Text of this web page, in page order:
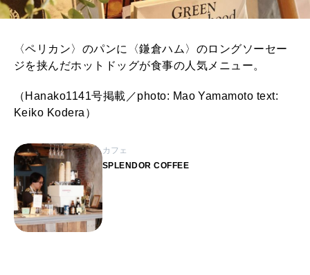
〈ペリカン〉のパンに〈鎌倉ハム〉のロングソーセー
ジを挟んだホットドッグが食事の人気メニュー。
（Hanako1141号掲載／photo: Mao Yamamoto text:
Keiko Kodera）
カフェ
SPLENDOR COFFEE